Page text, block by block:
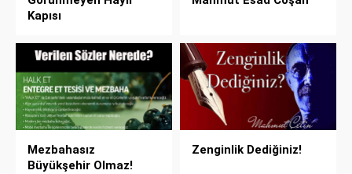
Kapısı
Mezbahasız
Büyükşehir Olmaz!
Zenginlik Dediğiniz!